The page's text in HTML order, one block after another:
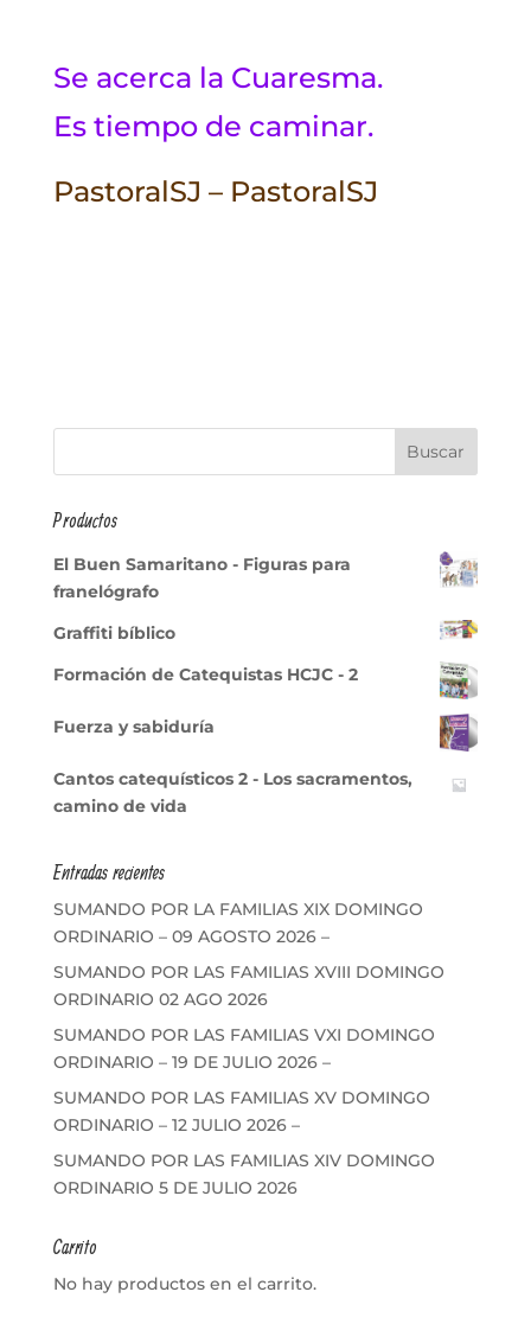
Se acerca la Cuaresma.
Es tiempo de caminar.
PastoralSJ – PastoralSJ
Productos
El Buen Samaritano - Figuras para
franelógrafo
Graffiti bíblico
Formación de Catequistas HCJC - 2
Fuerza y sabiduría
Cantos catequísticos 2 - Los sacramentos,
camino de vida
Entradas recientes
SUMANDO POR LA FAMILIAS XIX DOMINGO
ORDINARIO – 09 AGOSTO 2026 –
SUMANDO POR LAS FAMILIAS XVIII DOMINGO
ORDINARIO 02 AGO 2026
SUMANDO POR LAS FAMILIAS VXI DOMINGO
ORDINARIO – 19 DE JULIO 2026 –
SUMANDO POR LAS FAMILIAS XV DOMINGO
ORDINARIO – 12 JULIO 2026 –
SUMANDO POR LAS FAMILIAS XIV DOMINGO
ORDINARIO 5 DE JULIO 2026
Carrito
No hay productos en el carrito.